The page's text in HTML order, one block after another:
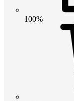
100%